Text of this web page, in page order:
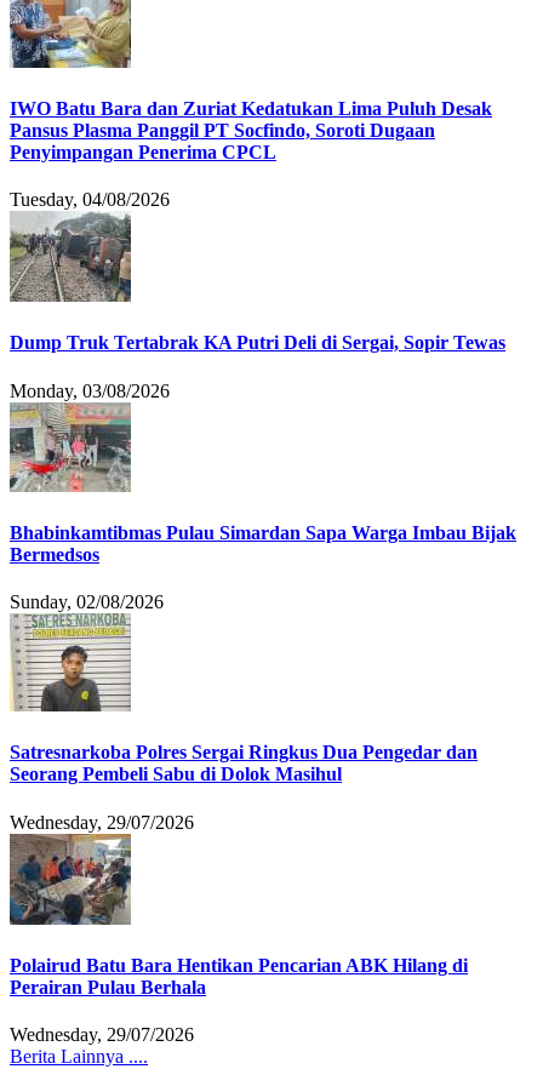
IWO Batu Bara dan Zuriat Kedatukan Lima Puluh Desak
Pansus Plasma Panggil PT Socfindo, Soroti Dugaan
Penyimpangan Penerima CPCL
Tuesday, 04/08/2026
Dump Truk Tertabrak KA Putri Deli di Sergai, Sopir Tewas
Monday, 03/08/2026
Bhabinkamtibmas Pulau Simardan Sapa Warga Imbau Bijak
Bermedsos
Sunday, 02/08/2026
Satresnarkoba Polres Sergai Ringkus Dua Pengedar dan
Seorang Pembeli Sabu di Dolok Masihul
Wednesday, 29/07/2026
Polairud Batu Bara Hentikan Pencarian ABK Hilang di
Perairan Pulau Berhala
Wednesday, 29/07/2026
Berita Lainnya ....